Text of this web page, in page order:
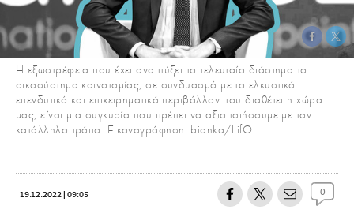
Η εξωστρέφεια που έχει αναπτύξει το τελευταίο διάστημα το
οικοσύστημα καινοτομίας, σε συνδυασμό με το ελκυστικό
επενδυτικό και επιχειρηματικό περιβάλλον που διαθέτει η χώρα
μας, είναι μια συγκυρία που πρέπει να αξιοποιήσουμε με τον
κατάλληλο τρόπο. Εικονογράφηση: bianka/LifO
19.12.2022 | 09:05 0